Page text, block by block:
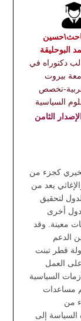
البوحليقة
دكتوراه في
بيروت
تخصص
السياسية
الثامن
كجزء من
يعد من
لتحقيق
دول أخرى
معينة. وقد
الدعم
قطر تبنت
العمل
السياسية
مساعدات
من
السياسة إلى